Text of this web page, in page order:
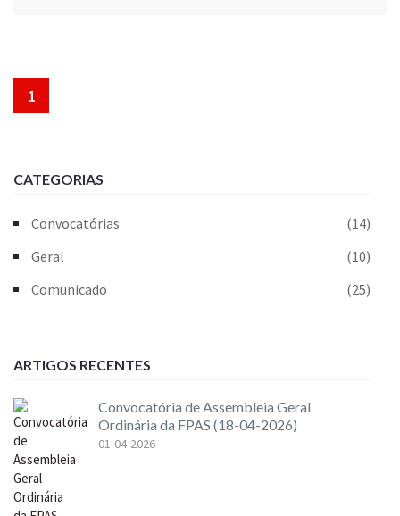
1
CATEGORIAS
Convocatórias
(14)
Geral
(10)
Comunicado
(25)
ARTIGOS RECENTES
Convocatória de Assembleia Geral
Ordinária da FPAS (18-04-2026)
01-04-2026